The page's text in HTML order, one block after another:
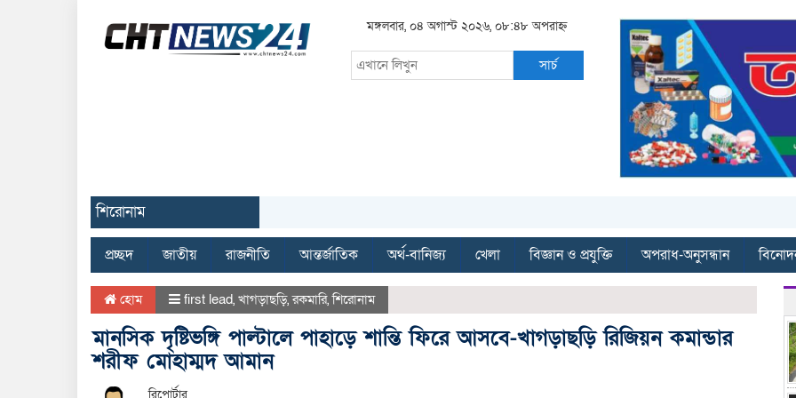
মঙ্গলবার, ০৪ অগাস্ট ২০২৬, ০৮:৪৮ অপরাহ্ন
সার্চ
শিরোনাম
প্রচ্ছদ জাতীয় রাজনীতি আন্তর্জাতিক অর্থ-বানিজ্য খেলা বিজ্ঞান ও প্রযুক্তি অপরাধ-অনুসন্ধান
হোম first lead, খাগড়াছড়ি,রকমারি,শিরোনাম
মানসিক দৃষ্টিভঙ্গি পাল্টালে পাহাড়ে শান্তি ফিরে আসবে-খাগড়াছড়ি রিজিয়ন কমান্ডার
শরীফ মোহাম্মদ আমান